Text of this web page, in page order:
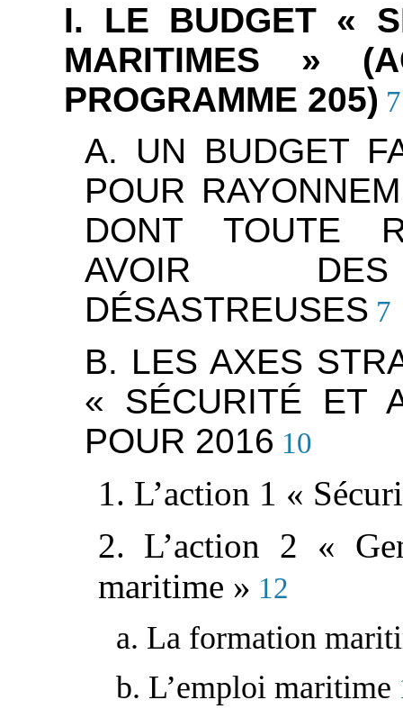
I. LE BUDGET «
MARITIMES »
PROGRAMME 205) 7
A. UN BUDGET
POUR
DONT TOUTE
AVOIR DES
DÉSASTREUSES 7
B. LES AXES
« SÉCURITÉ ET
POUR 2016 10
1. L’action 1 «
2. L’action 2 «
maritime » 12
a. La formation
b. L’emploi maritime